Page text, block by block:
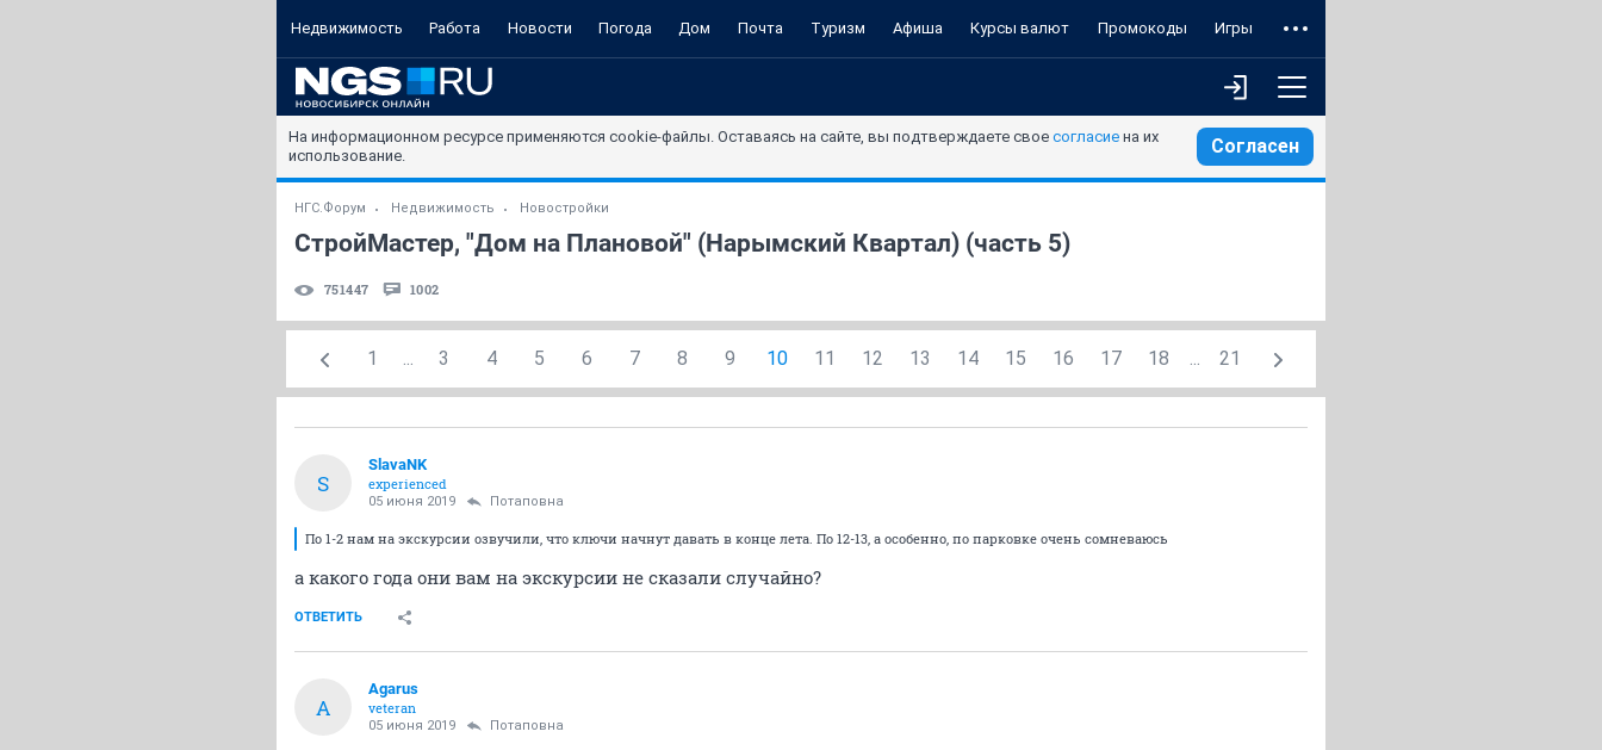
Недвижимость Работа Новости Погода Дом Почта Туризм Афиша Курсы валют Промокоды Игры
На информационном ресурсе применяются cookie-файлы. Оставаясь на сайте, вы подтверждаете свое согласие на их
использование.
Согласен
НГС.Форум Недвижимость Новостройки
СтройМастер, "Дом на Плановой" (Нарымский Квартал) (часть 5)
751447 1002
1 ... 3 4 5 6 7 8 9 10 11 12 13 14 15 16 17 18 ... 21
S
SlavaNK
experienced
05 июня 2019 Потаповна
По 1-2 нам на экскурсии озвучили, что ключи начнут давать в конце лета. По 12-13, а особенно, по парковке очень сомневаюсь
а какого года они вам на экскурсии не сказали случайно?
ОТВЕТИТЬ
A
Agarus
veteran
05 июня 2019 Потаповна